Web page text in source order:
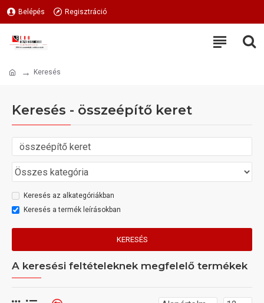
Belépés Regisztráció
Keresés
Keresés - összeépítő keret
Keresés az alkategóriákban
Keresés a termék leírásokban
KERESÉS
A keresési feltételeknek megfelelő termékek